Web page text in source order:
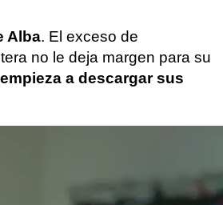
Alba. El exceso de
no le deja margen para su
empieza a descargar sus
se enamora de Lucho, en el que
tener una familia tradicional y
amor romántico. Su hija ha